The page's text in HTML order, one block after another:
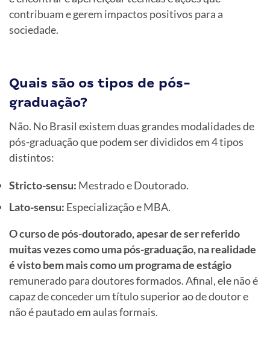
contribuam e gerem impactos positivos para a
sociedade.
Quais são os tipos de pós-
graduação?
Não. No Brasil existem duas grandes modalidades de
pós-graduação que podem ser divididos em 4 tipos
distintos:
Stricto-sensu: Mestrado e Doutorado.
Lato-sensu: Especialização e MBA.
O curso de pós-doutorado, apesar de ser referido
muitas vezes como uma pós-graduação, na realidade
é visto bem mais como um programa de estágio
remunerado para doutores formados. Afinal, ele não é
capaz de conceder um título superior ao de doutor e
não é pautado em aulas formais.